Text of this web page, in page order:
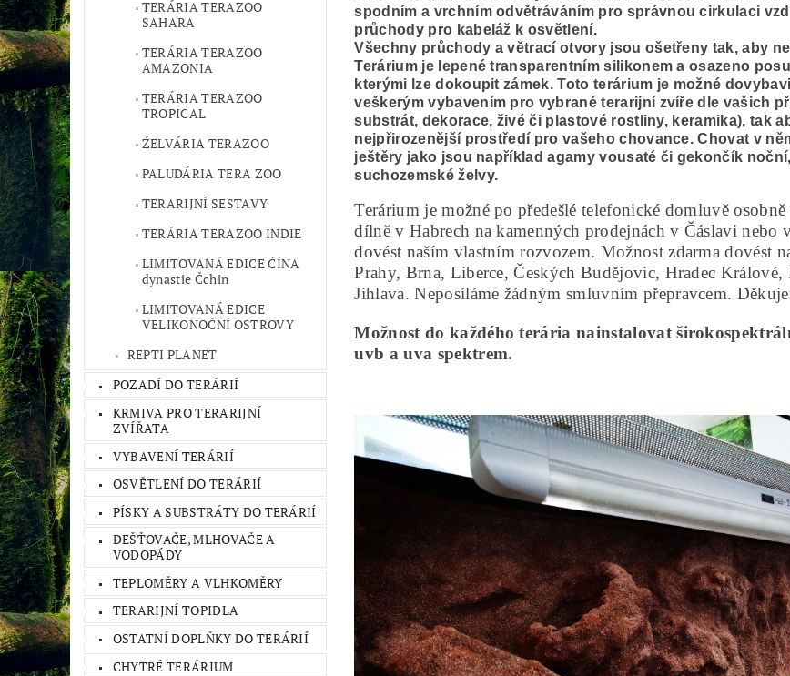
TERÁRIA TERAZOO
SAHARA
TERÁRIA TERAZOO
AMAZONIA
TERÁRIA TERAZOO
TROPICAL
ŹELVÁRIA TERAZOO
PALUDÁRIA TERA ZOO
TERARIJNÍ SESTAVY
TERÁRIA TERAZOO INDIE
LIMITOVANÁ EDICE ČÍNA
dynastie Čchin
LIMITOVANÁ EDICE
VELIKONOČNÍ OSTROVY
REPTI PLANET
POZADÍ DO TERÁRIÍ
KRMIVA PRO TERARIJNÍ
ZVÍŘATA
VYBAVENÍ TERÁRIÍ
OSVĚTLENÍ DO TERÁRIÍ
PÍSKY A SUBSTRÁTY DO TERÁRIÍ
DEŠŤOVAČE, MLHOVAČE A
VODOPÁDY
TEPLOMĚRY A VLHKOMĚRY
TERARIJNÍ TOPIDLA
OSTATNÍ DOPLŇKY DO TERÁRIÍ
CHYTRÉ TERÁRIUM
spodním a vrchním odvětráváním pro správnou cirkulaci
průchody pro kabeláž k osvětlení.
Všechny průchody a větrací otvory jsou ošetřeny tak, aby
Terárium je lepené transparentním silikonem a osazeno
kterými lze dokoupit zámek. Toto terárium je možné
veškerým vybavením pro vybrané terarijní zvíře dle vašich
substrát, dekorace, živé či plastové rostliny, keramika), tak
nejpřirozenější prostředí pro vašeho chovance. Chovat v
ještěry jako jsou například agamy vousaté či gekončík
suchozemské želvy.
Terárium je možné po předešlé telefonické domluvě
dílně v Habrech na kamenných prodejnách v Čáslavi nebo
dovést naším vlastním rozvozem. Možnost zdarma dovést
Prahy, Brna, Liberce, Českých Budějovic, Hradec Králové,
Jihlava. Neposíláme žádným smluvním přepravcem.
Možnost do každého terária nainstalovat
uvb a uva spektrem.